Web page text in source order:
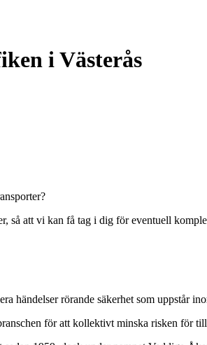
i Västerås
så att vi kan få tag i dig för eventuell
händelser rörande säkerhet som uppstår
för att kollektivt minska risken för